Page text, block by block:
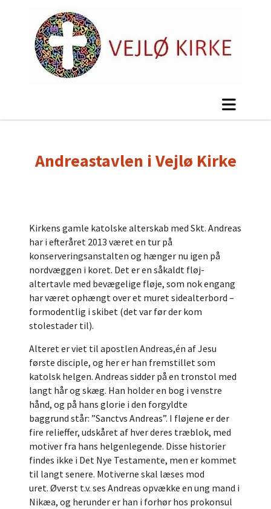
Andreastavlen i Vejlø Kirke
Kirkens gamle katolske alterskab med Skt. Andreas
har i efteråret 2013 været en tur på
konserveringsanstalten og hænger nu igen på
nordvæggen i koret. Det er en såkaldt fløj-
altertavle med bevægelige fløje, som nok engang
har været ophængt over et muret sidealterbord –
formodentlig i skibet (det var før der kom
stolestader til).
Alteret er viet til apostlen Andreas,én af Jesu
første disciple, og her er han fremstillet som
katolsk helgen. Andreas sidder på en tronstol med
langt hår og skæg. Han holder en bog i venstre
hånd, og på hans glorie i den forgyldte
baggrund står: ”Sanctvs Andreas”. I fløjene er der
fire relieffer, udskåret af hver deres træblok, med
motiver fra hans helgenlegende. Disse historier
findes ikke i Det Nye Testamente, men er kommet
til langt senere. Motiverne skal læses mod
uret. Øverst t.v. ses Andreas opvække en ung mand i
Nikæa, og herunder er han i forhør hos prokonsul